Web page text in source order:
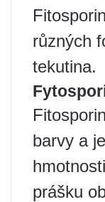
různých
tekutina.
barvy a
prášku